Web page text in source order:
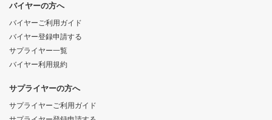
バイヤーの方へ
バイヤーご利用ガイド
バイヤー登録申請する
サプライヤー一覧
バイヤー利用規約
サプライヤーの方へ
サプライヤーご利用ガイド